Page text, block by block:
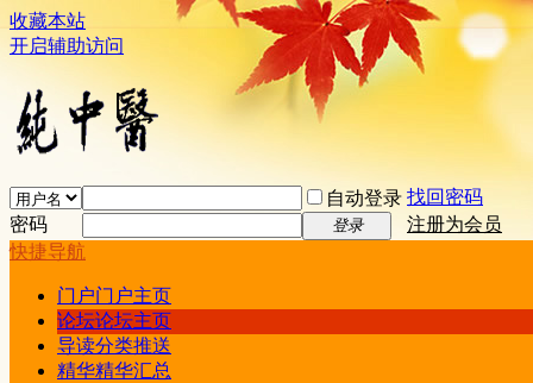
收藏本站
开启辅助访问
自动登录 找回密码
密码
登录
注册为会员
快捷导航
门户门户主页
论坛论坛主页
导读分类推送
精华精华汇总